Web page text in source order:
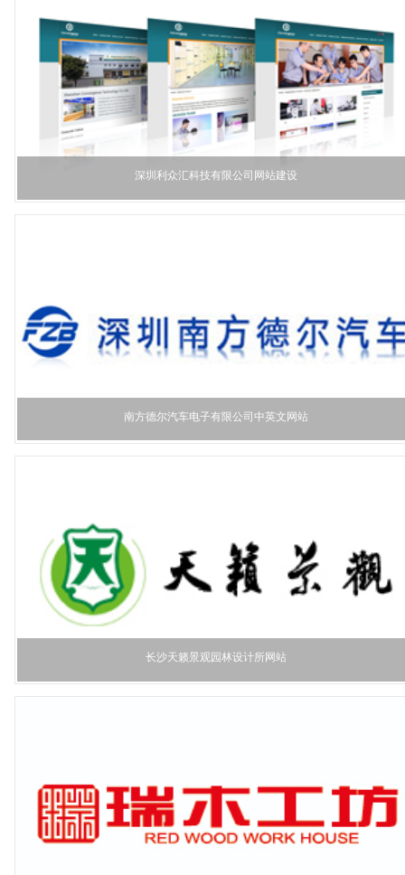
深圳利众汇科技有限公司网站建设
南方德尔汽车电子有限公司中英文网站
长沙天籁景观园林设计所网站